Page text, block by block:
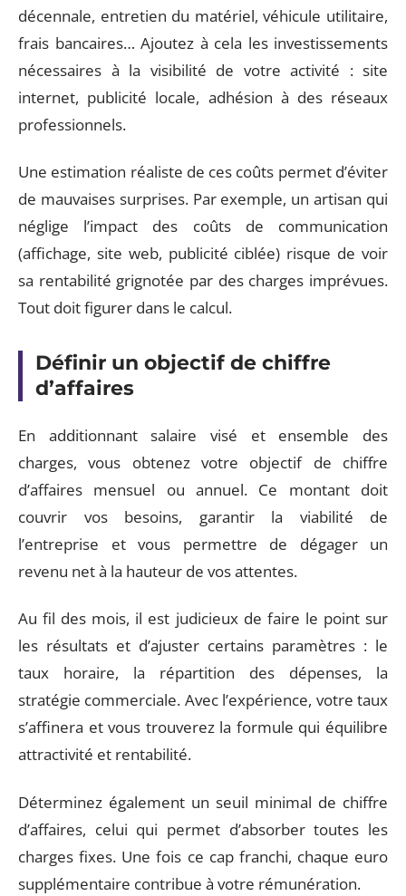
décennale, entretien du matériel, véhicule utilitaire,
frais bancaires… Ajoutez à cela les investissements
nécessaires à la visibilité de votre activité : site
internet, publicité locale, adhésion à des réseaux
professionnels.
Une estimation réaliste de ces coûts permet d’éviter
de mauvaises surprises. Par exemple, un artisan qui
néglige l’impact des coûts de communication
(affichage, site web, publicité ciblée) risque de voir
sa rentabilité grignotée par des charges imprévues.
Tout doit figurer dans le calcul.
Définir un objectif de chiffre
d’affaires
En additionnant salaire visé et ensemble des
charges, vous obtenez votre objectif de chiffre
d’affaires mensuel ou annuel. Ce montant doit
couvrir vos besoins, garantir la viabilité de
l’entreprise et vous permettre de dégager un
revenu net à la hauteur de vos attentes.
Au fil des mois, il est judicieux de faire le point sur
les résultats et d’ajuster certains paramètres : le
taux horaire, la répartition des dépenses, la
stratégie commerciale. Avec l’expérience, votre taux
s’affinera et vous trouverez la formule qui équilibre
attractivité et rentabilité.
Déterminez également un seuil minimal de chiffre
d’affaires, celui qui permet d’absorber toutes les
charges fixes. Une fois ce cap franchi, chaque euro
supplémentaire contribue à votre rémunération.